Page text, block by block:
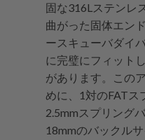
固な316Lステンレ
曲がった固体エン
ースキューバダイ
に完璧にフィット
があります。この
めに、1対のFATス
2.5mmスプリング
18mmのバックル